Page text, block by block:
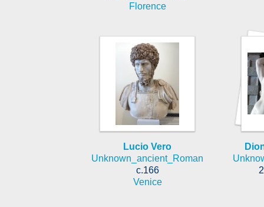
Florence
Lucio Vero
Unknown_ancient_Roman
c.166
Venice